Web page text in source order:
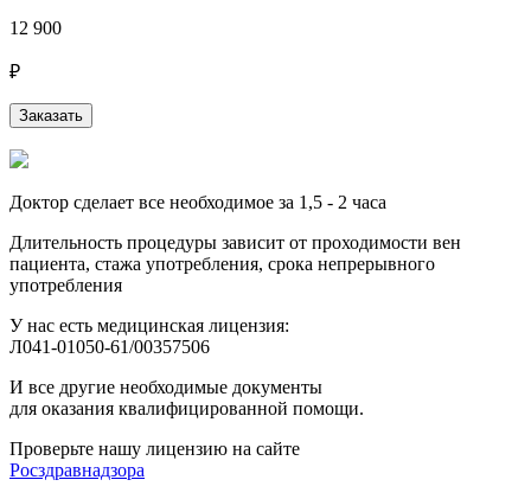
12 900
₽
Заказать
Доктор сделает все необходимое за 1,5 - 2 часа
Длительность процедуры зависит от проходимости вен
пациента, стажа употребления, срока непрерывного
употребления
У нас есть медицинская лицензия:
Л041-01050-61/00357506
И все другие необходимые документы
для оказания квалифицированной помощи.
Проверьте нашу лицензию на сайте
Росздравнадзора